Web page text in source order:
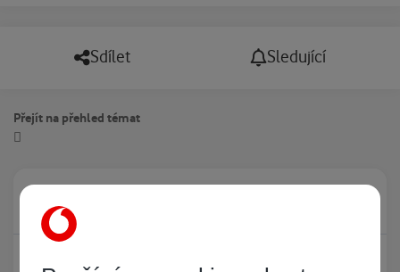
Sdílet Sledující
Přejít na přehled témat
Právě prohlíží tuto stránku
Žádný registrovaný uživatel si neprohlíží tuto stránku